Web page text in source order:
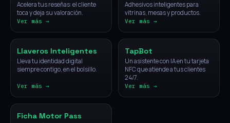
Acelera tus reseñas: el cliente
toca y deja su valoración.
Ver más →
Adhesivos inteligentes para
vitrinas, mesas y productos.
Ver más →
NFC
Llaveros Inteligentes
Lleva tu identidad digital
siempre contigo, en el bolsillo.
Ver más →
IA
TapBot
Un asistente con IA en tu tarjeta
NFC que atiende a tus clientes
24/7.
Ver más →
Vehículos
Ficha Motor Pass